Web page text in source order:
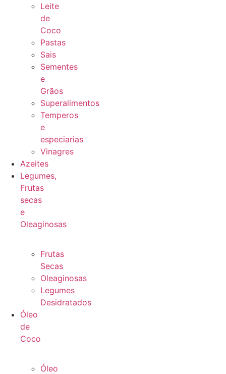
Leite
de
Coco
Pastas
Sais
Sementes
e
Grãos
Superalimentos
Temperos
e
especiarias
Vinagres
Azeites
Legumes,
Frutas
secas
e
Oleaginosas
Frutas
Secas
Oleaginosas
Legumes
Desidratados
Óleo
de
Coco
Óleo